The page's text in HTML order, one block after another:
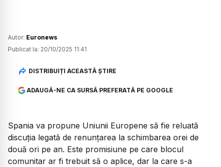
Autor: Euronews
Publicat la: 20/10/2025 11:41
DISTRIBUIȚI ACEASTĂ ȘTIRE
ADAUGĂ-NE CA SURSĂ PREFERATĂ PE GOOGLE
Spania va propune Uniunii Europene să fie reluată
discuția legată de renunțarea la schimbarea orei de
două ori pe an. Este promisiune pe care blocul
comunitar ar fi trebuit să o aplice, dar la care s-a